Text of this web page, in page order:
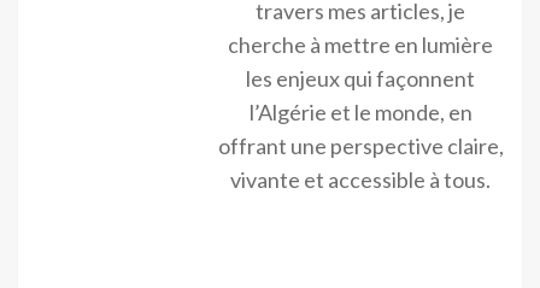
travers mes articles, je
cherche à mettre en lumière
les enjeux qui façonnent
l’Algérie et le monde, en
offrant une perspective claire,
vivante et accessible à tous.